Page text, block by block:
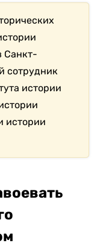
Санкт-
сотрудник
истории
истории